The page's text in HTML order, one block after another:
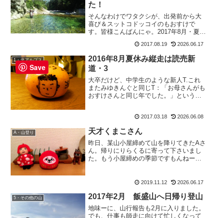
た！
そんなわけでワタクシが、出発前から大
喜び＆スットコドッコイのもおすけで
す。皆様こんばんにゃ。2017年8月・夏の
方に親切にして頂き。天候はいまいちだ
ったのですが、それでも楽しい夏休み縦
走でした。りらくるの...
2017.08.19 2026.06.17
1・北アルプス
2016年8月夏休み縦走は読売新
道・3
大卒だけど、中学生のような新人T.これ
またみゆきんぐと同じT：「お母さんがも
おすけさんと同じ年でした。」という、
ンスなのだ。翔坊と仲がよく、しょっち
ゅうイタヅラのしあいっ...
2017.03.18 2026.06.08
A・山登り 天才くまこさん
昨日、某山小屋締めて山を降りてきたAさ
ん。帰りにりらくるに寄って下さいまし
た。もう小屋締めの季節ですもんねー。
はどこかの山でお会いしましょう！お疲
2019.11.12 2026.06.17
5・その他の山 2017年2月 飯盛山へ日帰り登山
地味ーに、山行報告も2月に入りました。
でも、仕事も師走に向けて忙しくなって
Save